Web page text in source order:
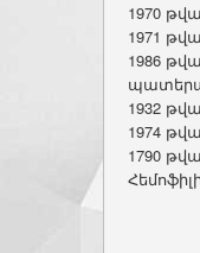
1970
1971
1986
1932
1974
1790